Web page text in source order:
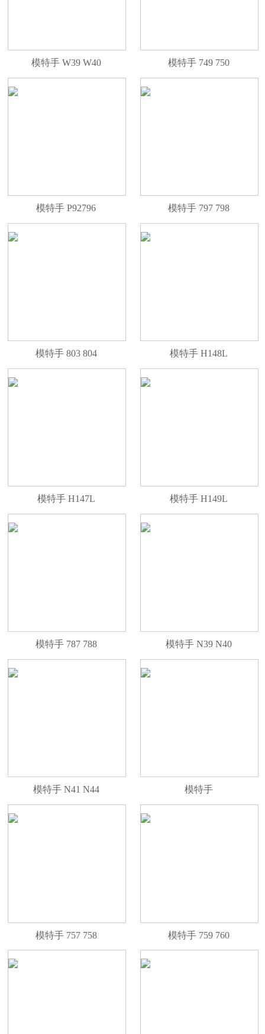
模特手 W39 W40 模特手 749 750
模特手 P92796 模特手 797 798
模特手 803 804 模特手 H148L
模特手 H147L 模特手 H149L
模特手 787 788 模特手 N39 N40
模特手 N41 N44 模特手
模特手 757 758 模特手 759 760